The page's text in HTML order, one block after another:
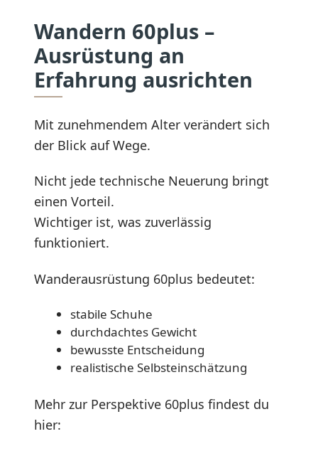
Wandern 60plus –
Ausrüstung an
Erfahrung ausrichten
Mit zunehmendem Alter verändert sich
der Blick auf Wege.
Nicht jede technische Neuerung bringt
einen Vorteil.
Wichtiger ist, was zuverlässig
funktioniert.
Wanderausrüstung 60plus bedeutet:
stabile Schuhe
durchdachtes Gewicht
bewusste Entscheidung
realistische Selbsteinschätzung
Mehr zur Perspektive 60plus findest du
hier: